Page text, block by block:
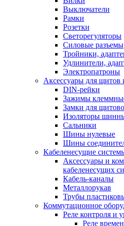
Выключатели
Рамки
Розетки
Светорегуляторы
Силовые разъемы
Тройники,
Удлинители,
Электропатроны
Аксессуары для щитов
DIN-рейки
Зажимы
Замки для
Изоляторы
Сальники
Шины нулевые
Шины
Кабеленесущие
Аксессуары и
кабеленесущих
Кабель-каналы
Металлорукав
Трубы
Коммутационное
Реле контроля и
Реле